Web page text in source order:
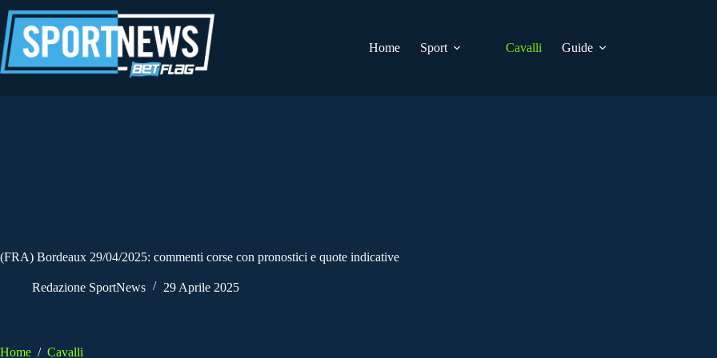
al
contenuto
Home
Sport Cavalli Guide
(FRA) Bordeaux 29/04/2025: commenti corse con pronostici e quote indicative
Redazione SportNews 29 Aprile 2025
Home / Cavalli